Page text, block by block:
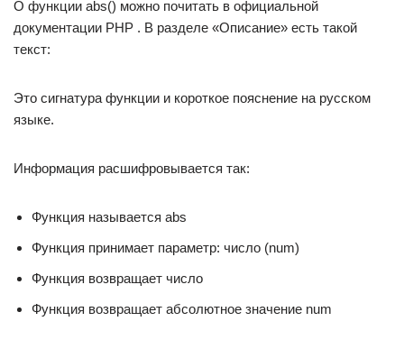
О функции abs() можно почитать в официальной
документации PHP . В разделе «Описание» есть такой
текст:
Это сигнатура функции и короткое пояснение на русском
языке.
Информация расшифровывается так:
Функция называется abs
Функция принимает параметр: число (num)
Функция возвращает число
Функция возвращает абсолютное значение num